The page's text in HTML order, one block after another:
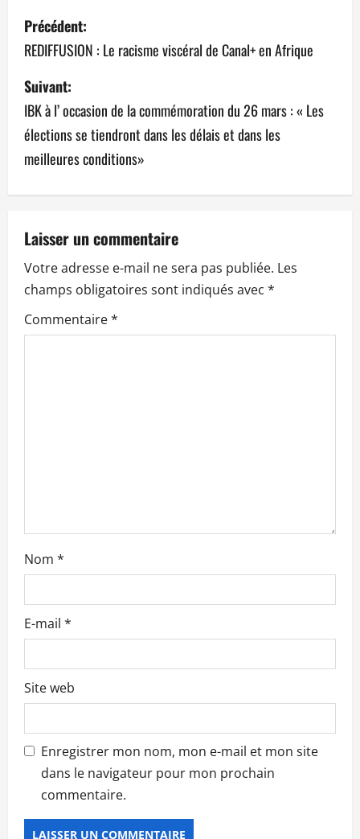
N
a
v
i
g
a
i
o
n
i
c
e
Précédent:
REDIFFUSION : Le racisme viscéral de Canal+ en Afrique
Suivant:
IBK à l’ occasion de la commémoration du 26 mars : « Les
élections se tiendront dans les délais et dans les
meilleures conditions»
Laisser un commentaire
Votre adresse e-mail ne sera pas publiée. Les
champs obligatoires sont indiqués avec *
Commentaire*
Nom *
E-mail *
Site web
Enregistrer mon nom, mon e-mail et mon site
dans le navigateur pour mon prochain
commentaire.